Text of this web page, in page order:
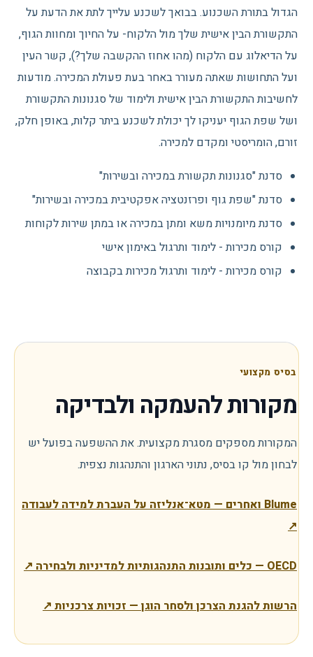
הגדול בתורת השכנוע. בבואך לשכנע עלייך לתת את הדעת על
התקשורת הבין אישית שלך מול הלקוח- על החיוך ומחוות הגוף,
על הדיאלוג עם הלקוח (מהו אחוז ההקשבה שלך?), קשר העין
ועל התחושות שאתה מעורר באחר בעת פעולת המכירה. מודעות
לחשיבות התקשורת הבין אישית ולימוד של סגנונות התקשורת
ושל שפת הגוף יעניקו לך יכולת לשכנע ביתר קלות, באופן חלק,
זורם, הומריסטי ומקדם למכירה.
סדנת "סגנונות תקשורת במכירה ובשירות"
סדנת "שפת גוף ופרזנטציה אפקטיבית במכירה ובשירות"
סדנת מיומנויות משא ומתן במכירה או במתן שירות לקוחות
קורס מכירות - לימוד ותרגול באימון אישי
קורס מכירות - לימוד ותרגול מכירות בקבוצה
בסיס מקצועי
מקורות להעמקה ולבדיקה
המקורות מספקים מסגרת מקצועית. את ההשפעה בפועל יש
לבחון מול קו בסיס, נתוני הארגון והתנהגות נצפית.
Blume ואחרים — מטא־אנליזה על העברת למידה לעבודה
↗
OECD — כלים ותובנות התנהגותיות למדיניות ולבחירה ↗
הרשות להגנת הצרכן ולסחר הוגן — זכויות צרכניות↗